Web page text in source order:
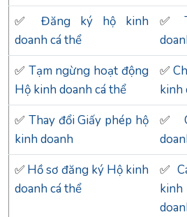
✅ Đăng ký hộ kinh
doanh cá thể
✅
✅ Tạm ngừng hoạt động
Hộ kinh doanh cá thể
✅
kinh
✅ Thay đổi Giấy phép hộ
kinh doanh
✅
✅ Hồ sơ đăng ký Hộ kinh
doanh cá thể
✅